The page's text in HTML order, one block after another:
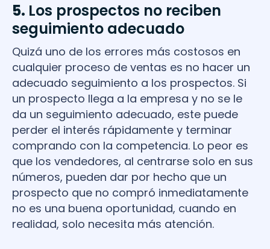
5. Los prospectos no reciben
seguimiento adecuado
Quizá uno de los errores más costosos en
cualquier proceso de ventas es no hacer un
adecuado seguimiento a los prospectos. Si
un prospecto llega a la empresa y no se le
da un seguimiento adecuado, este puede
perder el interés rápidamente y terminar
comprando con la competencia. Lo peor es
que los vendedores, al centrarse solo en sus
números, pueden dar por hecho que un
prospecto que no compró inmediatamente
no es una buena oportunidad, cuando en
realidad, solo necesita más atención.